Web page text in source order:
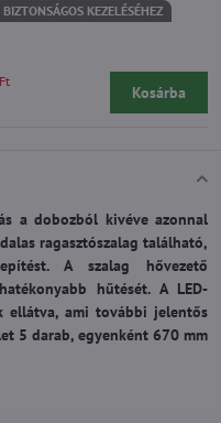
a dobozból kivéve azonnal
ragasztószalag található,
A szalag hővezető
hűtését. A LED-
ellátva, ami további jelentős
5 darab, egyenként 670 mm
BIZTONSÁGOS KEZELÉSÉHEZ
Kosárba